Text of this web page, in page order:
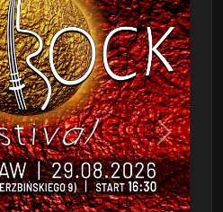
Następny